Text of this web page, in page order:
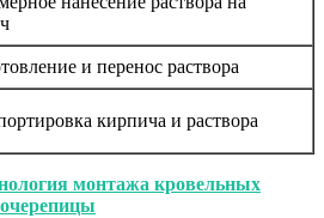
и перенос раствора
кирпича и раствора
монтажа кровельных